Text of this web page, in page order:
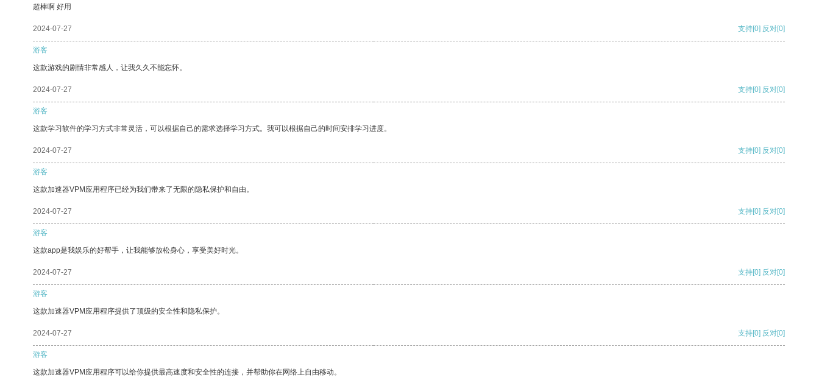
超棒啊 好用
2024-07-27 支持[0] 反对[0]
游客
这款游戏的剧情非常感人，让我久久不能忘怀。
2024-07-27 支持[0] 反对[0]
游客
这款学习软件的学习方式非常灵活，可以根据自己的需求选择学习方式。我可以根据自己的时间安排学习进度。
2024-07-27 支持[0] 反对[0]
游客
这款加速器VPM应用程序已经为我们带来了无限的隐私保护和自由。
2024-07-27 支持[0] 反对[0]
游客
这款app是我娱乐的好帮手，让我能够放松身心，享受美好时光。
2024-07-27 支持[0] 反对[0]
游客
这款加速器VPM应用程序提供了顶级的安全性和隐私保护。
2024-07-27 支持[0] 反对[0]
游客
这款加速器VPM应用程序可以给你提供最高速度和安全性的连接，并帮助你在网络上自由移动。